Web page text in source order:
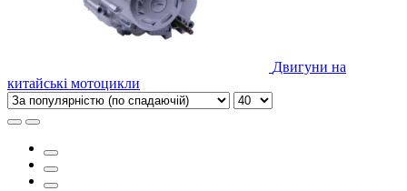
Двигуни на
китайські мотоцикли